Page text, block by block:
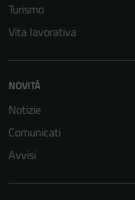
Turismo
Vita lavorativa
NOVITÀ
Notizie
Comunicati
Avvisi